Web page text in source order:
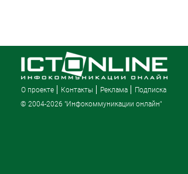
О проекте Контакты Реклама
Подписка
© 2004-2026 "Инфокоммуникации онлайн"